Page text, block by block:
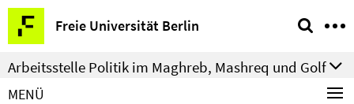
Springe
direkt
zu
Inhalt
Freie Universität Berlin
Service-
Navigation
Arbeitsstelle Politik im Maghreb, Mashreq und Golf
MENÜ